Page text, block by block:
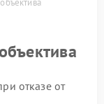
отказе от